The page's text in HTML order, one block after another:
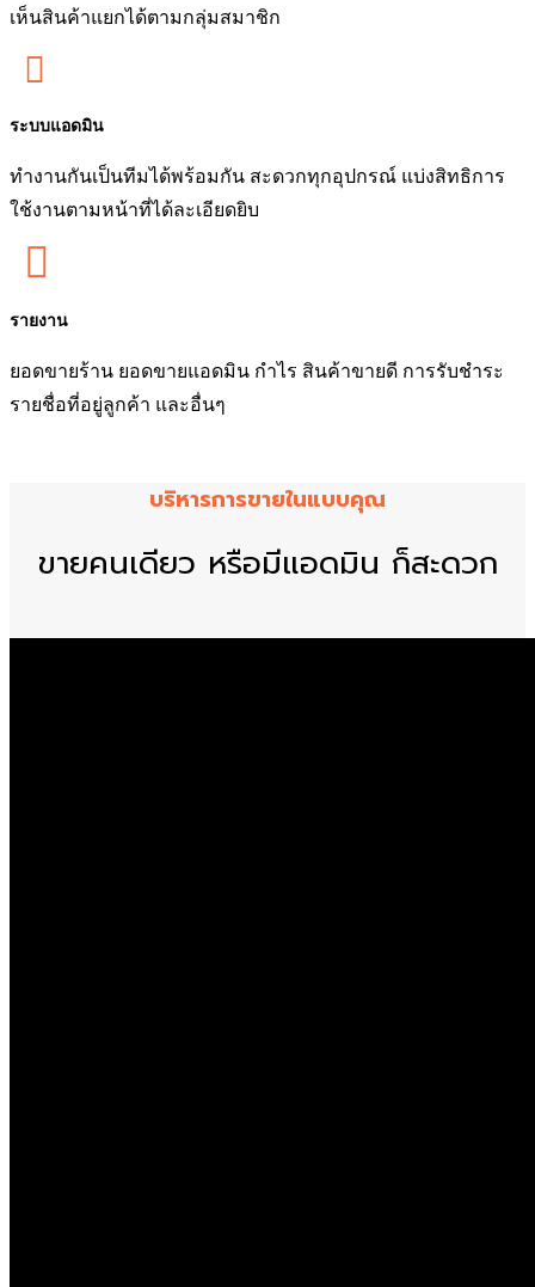
เห็นสินค้าแยกได้ตามกลุ่มสมาชิก

ระบบแอดมิน
ทำงานกันเป็นทีมได้พร้อมกัน สะดวกทุกอุปกรณ์ แบ่งสิทธิการ
ใช้งานตามหน้าที่ได้ละเอียดยิบ

รายงาน
ยอดขายร้าน ยอดขายแอดมิน กำไร สินค้าขายดี การรับชำระ
รายชื่อที่อยู่ลูกค้า และอื่นๆ
บริหารการขายในแบบคุณ
ขายคนเดียว หรือมีแอดมิน ก็สะดวก